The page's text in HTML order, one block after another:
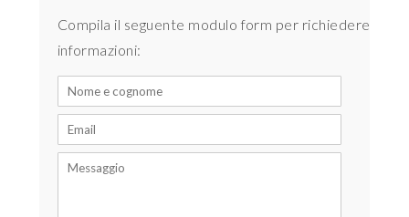
Compila il seguente modulo form per richiedere
informazioni: